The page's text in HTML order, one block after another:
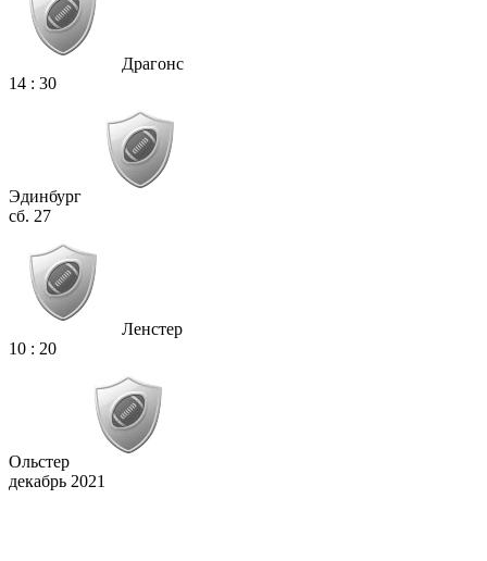
Драгонс
14 : 30
Эдинбург
сб. 27
Ленстер
10 : 20
Ольстер
декабрь 2021